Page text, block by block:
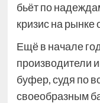
бьёт по
кризис на рынке
Ещё в начале
производители
буфер, судя по
своеобразным